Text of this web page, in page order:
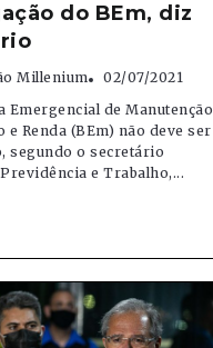
do BEm, diz
Millenium
02/07/2021
Emergencial de Manutenção
e Renda (BEm) não deve ser
segundo o secretário
e Trabalho,...